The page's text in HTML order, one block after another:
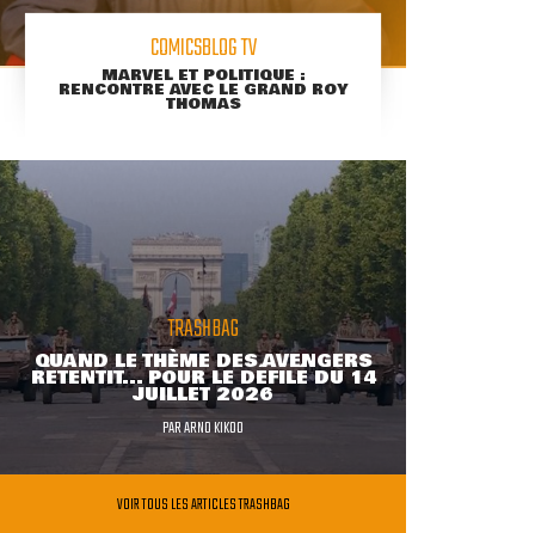
COMICSBLOG TV
MARVEL ET POLITIQUE :
RENCONTRE AVEC LE GRAND ROY
THOMAS
TRASHBAG
QUAND LE THÈME DES AVENGERS
RETENTIT... POUR LE DÉFILÉ DU 14
JUILLET 2026
PARARNO KIKOO
VOIR TOUS LES ARTICLES TRASHBAG